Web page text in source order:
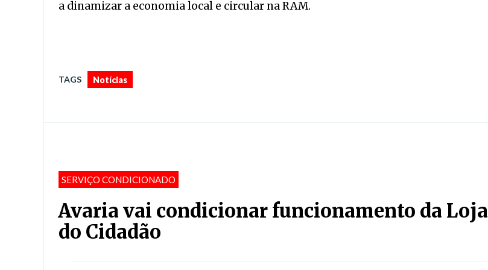
a dinamizar a economia local e circular na RAM.
TAGS Notícias
SERVIÇO CONDICIONADO
Avaria vai condicionar funcionamento da Loja
do Cidadão